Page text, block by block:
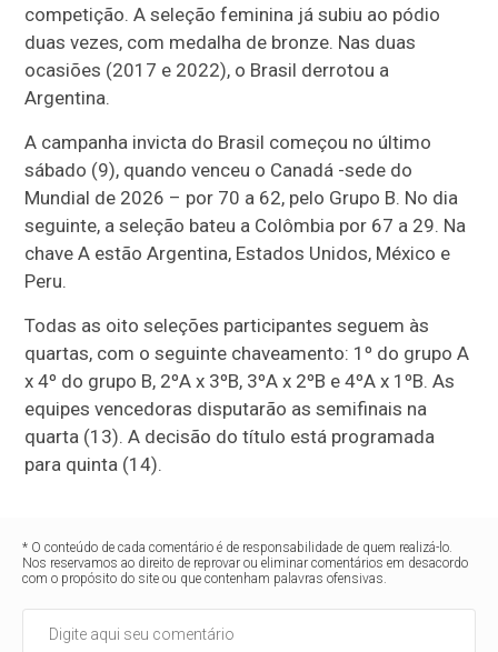
competição. A seleção feminina já subiu ao pódio
duas vezes, com medalha de bronze. Nas duas
ocasiões (2017 e 2022), o Brasil derrotou a
Argentina.
A campanha invicta do Brasil começou no último
sábado (9), quando venceu o Canadá -sede do
Mundial de 2026 – por 70 a 62, pelo Grupo B. No dia
seguinte, a seleção bateu a Colômbia por 67 a 29. Na
chave A estão Argentina, Estados Unidos, México e
Peru.
Todas as oito seleções participantes seguem às
quartas, com o seguinte chaveamento: 1º do grupo A
x 4º do grupo B, 2ºA x 3ºB, 3ºA x 2ºB e 4ºA x 1ºB. As
equipes vencedoras disputarão as semifinais na
quarta (13). A decisão do título está programada
para quinta (14).
* O conteúdo de cada comentário é de responsabilidade de quem realizá-lo.
Nos reservamos ao direito de reprovar ou eliminar comentários em desacordo
com o propósito do site ou que contenham palavras ofensivas.